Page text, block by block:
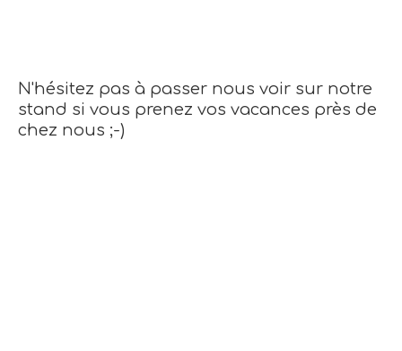
N'hésitez pas à passer nous voir sur notre
stand si vous prenez vos vacances près de
chez nous ;-)